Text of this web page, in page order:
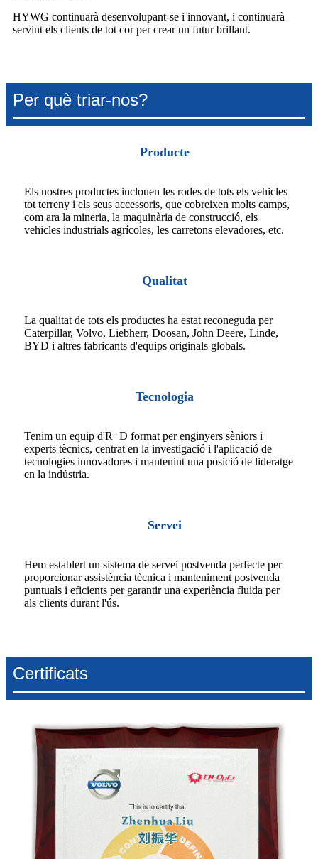
HYWG continuarà desenvolupant-se i innovant, i continuarà
servint els clients de tot cor per crear un futur brillant.
Per què triar-nos?
Producte
Els nostres productes inclouen les rodes de tots els vehicles
tot terreny i els seus accessoris, que cobreixen molts camps,
com ara la mineria, la maquinària de construcció, els
vehicles industrials agrícoles, les carretons elevadores, etc.
Qualitat
La qualitat de tots els productes ha estat reconeguda per
Caterpillar, Volvo, Liebherr, Doosan, John Deere, Linde,
BYD i altres fabricants d'equips originals globals.
Tecnologia
Tenim un equip d'R+D format per enginyers sèniors i
experts tècnics, centrat en la investigació i l'aplicació de
tecnologies innovadores i mantenint una posició de lideratge
en la indústria.
Servei
Hem establert un sistema de servei postvenda perfecte per
proporcionar assistència tècnica i manteniment postvenda
puntuals i eficients per garantir una experiència fluida per
als clients durant l'ús.
Certificats